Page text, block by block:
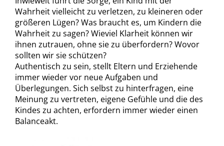
Wahrheit vielleicht zu verletzen, zu kleineren oder
größeren Lügen? Was braucht es, um Kindern die
Wahrheit zu sagen? Wieviel Klarheit können wir
ihnen zutrauen, ohne sie zu überfordern? Wovor
sollten wir sie schützen?
Authentisch zu sein, stellt Eltern und Erziehende
immer wieder vor neue Aufgaben und
Überlegungen. Sich selbst zu hinterfragen, eine
Meinung zu vertreten, eigene Gefühle und die des
Kindes zu achten, erfordern immer wieder einen
Balanceakt.